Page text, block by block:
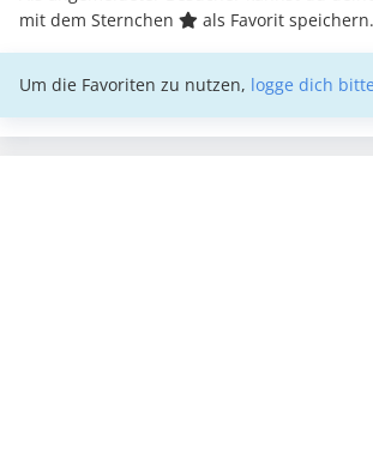
mit dem Sternchen
als Favorit speichern.
Um die Favoriten zu nutzen, logge dich